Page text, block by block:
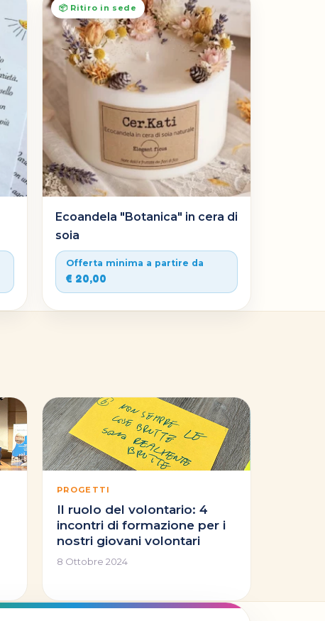
📦 Ritiro in sede
Ecoandela "Botanica" in cera di
soia
Offerta minima a partire da
€ 20,00
PROGETTI
Il ruolo del volontario: 4
incontri di formazione per i
nostri giovani volontari
8 Ottobre 2024